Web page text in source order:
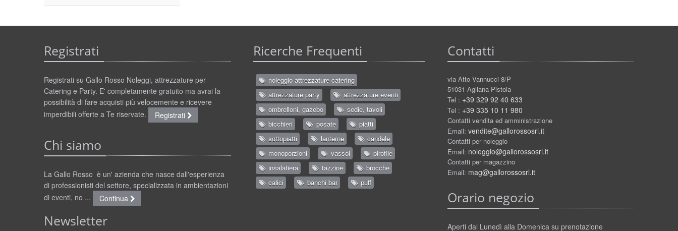
Registrati
Registrati su Gallo Rosso Noleggi, attrezzature per
Catering e Party. E' completamente gratuito ma avrai la
possibilità di fare acquisti più velocemente e ricevere
imperdibili offerte a Te riservate.
Registrati
Chi siamo
La Gallo Rosso è un' azienda che nasce dall'esperienza
di professionisti del settore, specializzata in ambientazioni
di eventi, no ...
Continua
Newsletter
Ricerche Frequenti
noleggio attrezzature catering
attrezzature party
attrezzature eventi
ombrelloni, gazebo
sedie, tavoli
bicchieri
posate
piatti
sottopiatti
lanterne
candele
monoporzioni
vassoi
pirofile
insalatiera
tazzine
brocche
calici
banchi bar puff
Contatti
via Atto Vannucci 8/P
51031 Agliana Pistoia
Tel : +39 329 92 40 633
Tel : +39 335 10 11 980
Contatti vendita ed amministrazione
Email: vendite@gallorossosrl.it
Contatti per noleggio
Email: noleggio@gallorossosrl.it
Contatti per magazzino
Email: mag@gallorossosrl.it
Orario negozio
Aperti dal Lunedì alla Domenica su prenotazione